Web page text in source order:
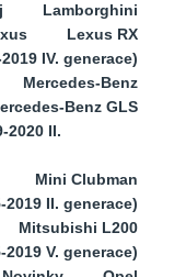
Lamborghini
Lexus RX
IV. generace)
Mercedes-Benz
Benz GLS
2020 II.
Mini Clubman
II. generace)
Mitsubishi L200
V. generace)